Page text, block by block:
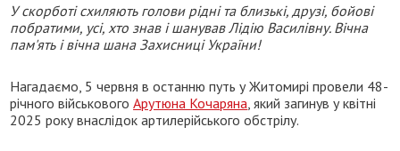
У скорботі схиляють голови рідні та близькі, друзі, бойові
побратими, усі, хто знав і шанував Лідію Василівну. Вічна
пам'ять і вічна шана Захисниці України!
Нагадаємо, 5 червня в останню путь у Житомирі провели 48-
річного військовогоАрутюна Кочаряна , який загинув у квітні
2025 року внаслідок артилерійського обстрілу.